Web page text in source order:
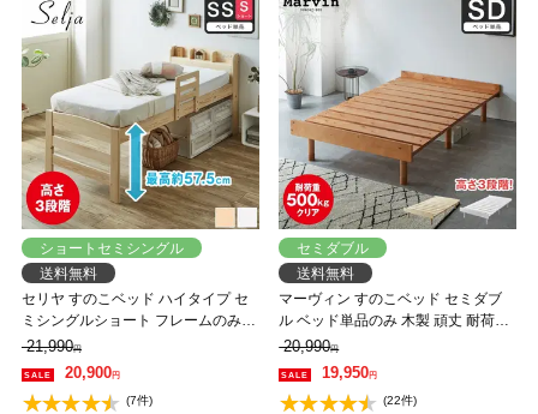
ショートセミシングル
送料無料
セリヤ すのこベッド ハイタイプ セ
ミシングルショート フレームのみ
木製 棚付き 高さ調節可能 サイドガ
ード付き コンセント 【大型家具配
送】
21,990円
20,900円
(7件)
セミダブル
送料無料
マーヴィン すのこベッド セミダブ
ル ベッド単品のみ 木製 頑丈 耐荷重
500kg ヘッドレス 高さ3段階
20,990円
19,950円
(22件)